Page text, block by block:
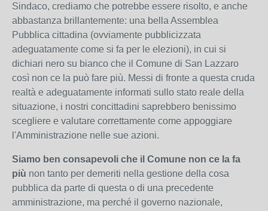
Sindaco, crediamo che potrebbe essere risolto, e anche
abbastanza brillantemente: una bella Assemblea
Pubblica cittadina (ovviamente pubblicizzata
adeguatamente come si fa per le elezioni), in cui si
dichiari nero su bianco che il Comune di San Lazzaro
così non ce la può fare più. Messi di fronte a questa cruda
realtà e adeguatamente informati sullo stato reale della
situazione, i nostri concittadini saprebbero benissimo
scegliere e valutare correttamente come appoggiare
l'Amministrazione nelle sue azioni.
Siamo ben consapevoli che il Comune non ce la fa
più non tanto per demeriti nella gestione della cosa
pubblica da parte di questa o di una precedente
amministrazione, ma perché il governo nazionale,